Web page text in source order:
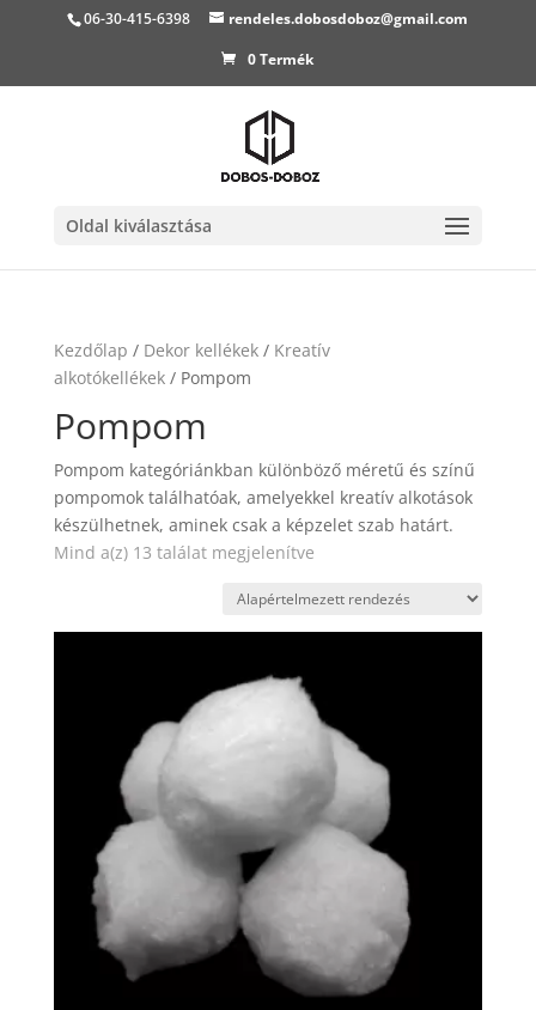
06-30-415-6398
rendeles.dobosdoboz@gmail.com
0 Termék
Oldal kiválasztása
Kezdőlap / Dekor kellékek/ Kreatív
alkotókellékek/ Pompom
Pompom
Pompom kategóriánkban különböző méretű és színű
pompomok találhatóak, amelyekkel kreatív alkotások
készülhetnek, aminek csak a képzelet szab határt.
Mind a(z) 13 találat megjelenítve